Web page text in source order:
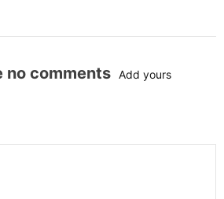
no comments Add yours